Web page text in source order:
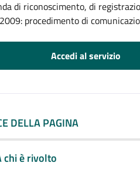
di riconoscimento, di
procedimento di
Accedi al servizio
DELLA PAGINA
chi è rivolto